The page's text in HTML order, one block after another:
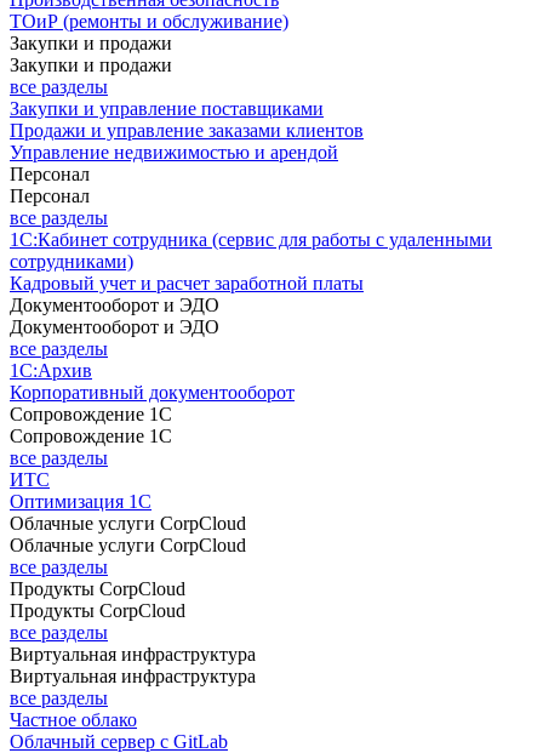
ТОиР (ремонты и обслуживание)
Закупки и продажи
Закупки и продажи
все разделы
Закупки и управление поставщиками
Продажи и управление заказами клиентов
Управление недвижимостью и арендой
Персонал
Персонал
все разделы
1С:Кабинет сотрудника (сервис для работы с удаленными
сотрудниками)
Кадровый учет и расчет заработной платы
Документооборот и ЭДО
Документооборот и ЭДО
все разделы
1С:Архив
Корпоративный документооборот
Сопровождение 1С
Сопровождение 1С
все разделы
ИТС
Оптимизация 1С
Облачные услуги CorpCloud
Облачные услуги CorpCloud
все разделы
Продукты CorpCloud
Продукты CorpCloud
все разделы
Виртуальная инфраструктура
Виртуальная инфраструктура
все разделы
Частное облако
Облачный сервер с GitLab